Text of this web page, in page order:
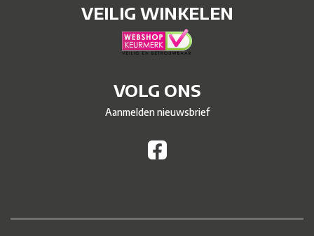
VEILIG WINKELEN
VOLG ONS
Aanmelden nieuwsbrief